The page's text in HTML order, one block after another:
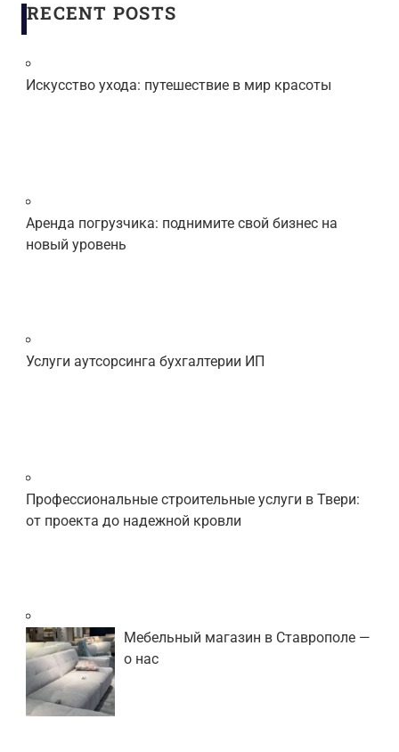
RECENT POSTS
Искусство ухода: путешествие в мир красоты
Аренда погрузчика: поднимите свой бизнес на
новый уровень
Услуги аутсорсинга бухгалтерии ИП
Профессиональные строительные услуги в Твери:
от проекта до надежной кровли
Мебельный магазин в Ставрополе —
о нас